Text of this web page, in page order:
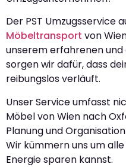
Der PST Umzugsservice
Möbeltransport von
unserem erfahrenen
sorgen wir dafür, dass
reibungslos verläuft.
Unser Service umfasst
Möbel von Wien nach
Planung und
Wir kümmern uns um
Energie sparen kannst.